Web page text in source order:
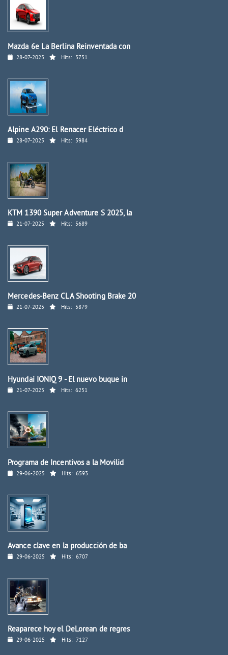
Mazda 6e La Berlina Reinventada con
28-07-2025 Hits: 5751
Alpine A290: El Renacer Eléctrico d
28-07-2025 Hits: 5984
KTM 1390 Super Adventure S 2025, la
21-07-2025 Hits: 5689
Mercedes-Benz CLA Shooting Brake 20
21-07-2025 Hits: 5879
Hyundai IONIQ 9 - El nuevo buque in
21-07-2025 Hits: 6251
Programa de Incentivos a la Movilid
29-06-2025 Hits: 6593
Avance clave en la producción de ba
29-06-2025 Hits: 6707
Reaparece hoy el DeLorean de regres
29-06-2025 Hits: 7127